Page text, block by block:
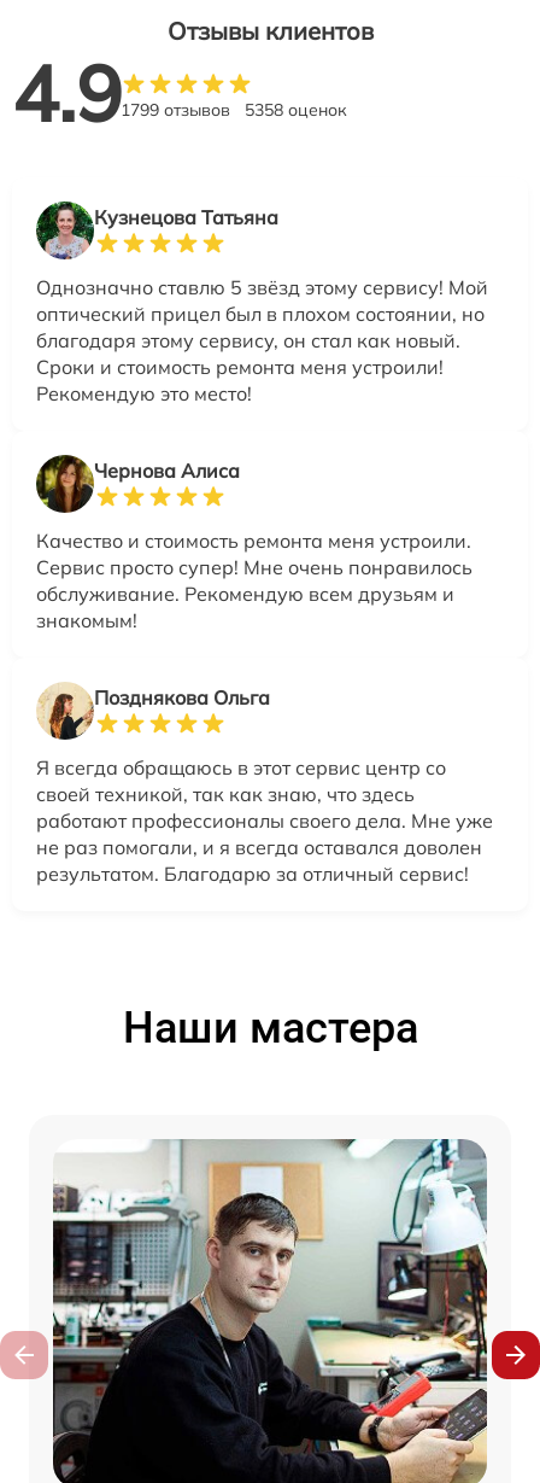
Отзывы клиентов
4.91799 отзывов 5358 оценок
Кузнецова Татьяна
Однозначно ставлю 5 звёзд этому сервису! Мой
оптический прицел был в плохом состоянии, но
благодаря этому сервису, он стал как новый.
Сроки и стоимость ремонта меня устроили!
Рекомендую это место!
Чернова Алиса
Качество и стоимость ремонта меня устроили.
Сервис просто супер! Мне очень понравилось
обслуживание. Рекомендую всем друзьям и
знакомым!
Позднякова Ольга
Я всегда обращаюсь в этот сервис центр со
своей техникой, так как знаю, что здесь
работают профессионалы своего дела. Мне уже
не раз помогали, и я всегда оставался доволен
результатом. Благодарю за отличный сервис!
Наши мастера